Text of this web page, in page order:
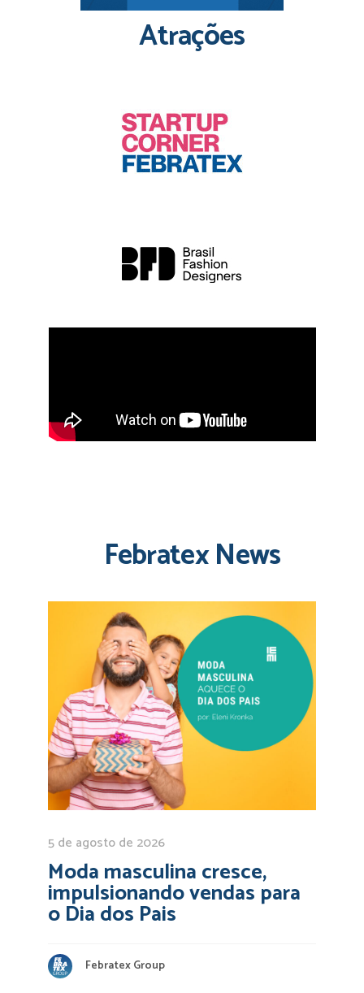
Atrações
Febratex News
5 de agosto de 2026
Moda masculina cresce,
impulsionando vendas para
o Dia dos Pais
Febratex Group